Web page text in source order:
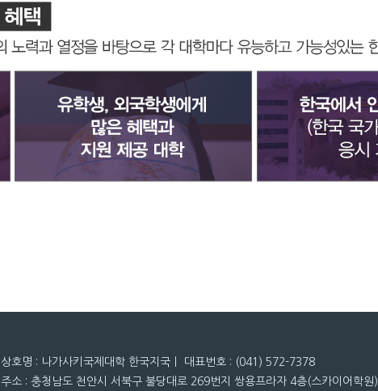
상호명 : 나가사키국제대학 한국지국ㅣ 대표번호 : (041) 572-7378
주소 : 충청남도 천안시 서북구 불당대로 269번지 쌍용프라자 4층(스카이어학원)